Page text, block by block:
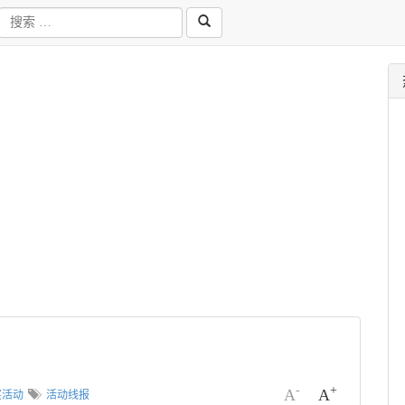
A- A+
动 活动线报